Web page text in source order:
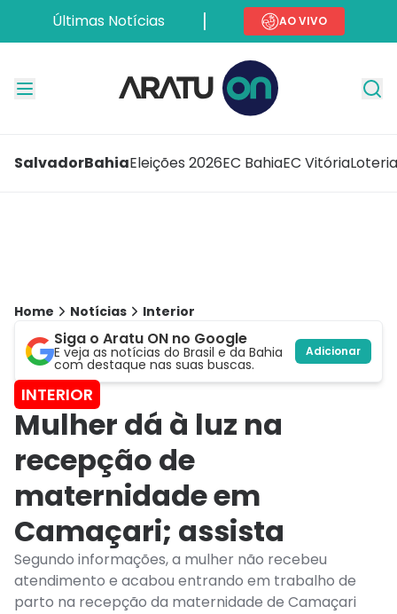
Últimas Notícias AO VIVO
SalvadorBahiaEleições 2026EC BahiaEC Vitória
Home Notícias Interior
Siga o Aratu ON no Google
E veja as notícias do Brasil e da Bahia
com destaque nas suas buscas.
Adicionar
INTERIOR
Mulher dá à luz na
recepção de
maternidade em
Camaçari; assista
Segundo informações, a mulher não recebeu
atendimento e acabou entrando em trabalho de
parto na recepção da maternidade de Camaçari